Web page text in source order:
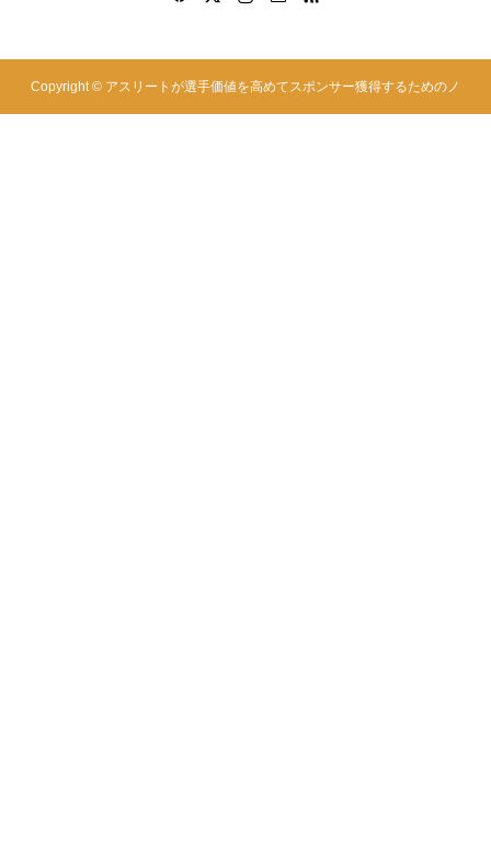
Copyright © アスリートが選手価値を高めてスポンサー獲得するためのノ